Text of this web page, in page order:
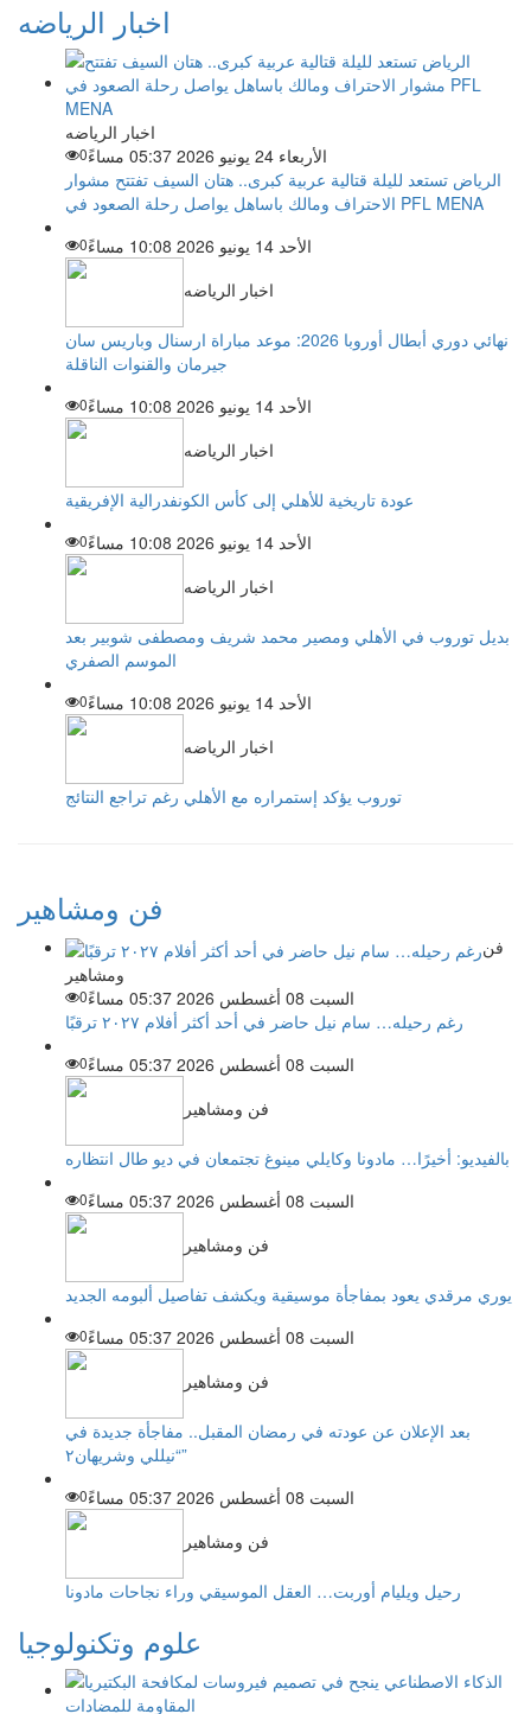
اخبار الرياضه
اخبار الرياضه
الأربعاء 24 يونيو 2026 05:37 مساءً
0
الرياض تستعد لليلة قتالية عربية كبرى.. هتان السيف تفتتح مشوار
الاحتراف ومالك باساهل يواصل رحلة الصعود في PFL MENA
الأحد 14 يونيو 2026 10:08 مساءً
0
اخبار الرياضه
نهائي دوري أبطال أوروبا 2026: موعد مباراة ارسنال وباريس سان
جيرمان والقنوات الناقلة
الأحد 14 يونيو 2026 10:08 مساءً
0
اخبار الرياضه
عودة تاريخية للأهلي إلى كأس الكونفدرالية الإفريقية
الأحد 14 يونيو 2026 10:08 مساءً
0
اخبار الرياضه
بديل توروب في الأهلي ومصير محمد شريف ومصطفى شوبير بعد
الموسم الصفري
الأحد 14 يونيو 2026 10:08 مساءً
0
اخبار الرياضه
توروب يؤكد إستمراره مع الأهلي رغم تراجع النتائج
فن ومشاهير
فن
ومشاهير
السبت 08 أغسطس 2026 05:37 مساءً
0
رغم رحيله… سام نيل حاضر في أحد أكثر أفلام ٢٠٢٧ ترقبًا
السبت 08 أغسطس 2026 05:37 مساءً
0
فن ومشاهير
بالفيديو: أخيرًا… مادونا وكايلي مينوغ تجتمعان في ديو طال انتظاره
السبت 08 أغسطس 2026 05:37 مساءً
0
فن ومشاهير
يوري مرقدي يعود بمفاجأة موسيقية ويكشف تفاصيل ألبومه الجديد
السبت 08 أغسطس 2026 05:37 مساءً
0
فن ومشاهير
بعد الإعلان عن عودته في رمضان المقبل.. مفاجأة جديدة في
“نيللي وشريهان٢”
السبت 08 أغسطس 2026 05:37 مساءً
0
فن ومشاهير
رحيل ويليام أوربت… العقل الموسيقي وراء نجاحات مادونا
علوم وتكنولوجيا